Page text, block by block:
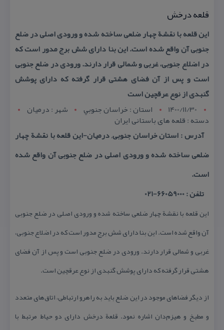
قلعه درخش
این قلعه با نقشة چهار ضلعی ساخته شده و ورودی اصلی در ضلع
جنوبی آن واقع شده است. این بنا دارای شش برج مدور است كه
در اضلاع جنوبی، غربی و شمالی قرار دارند. ورودی در ضلع جنوبی
است و پس از آن فضای هشتی قرار گرفته كه دارای پوشش
گنبدی از نوع عرقچین است
1400/11/30
استان : خراسان جنوبي شهر : درمیان
دسته : قلعه های باستانی ایران
آدرس : استان خراسان جنوبی, درمیان-این قلعه با نقشة چهار
ضلعی ساخته شده و ورودی اصلی در ضلع جنوبی آن واقع شده
است.
تلفن : 66059000-021
این قلعه با نقشة چهار ضلعی ساخته شده و ورودی اصلی در ضلع جنوبی
آن واقع شده است. این بنا دارای شش برج مدور است كه در اضلاع جنوبی،
غربی و شمالی قرار دارند. ورودی در ضلع جنوبی است و پس از آن فضای
هشتی قرار گرفته كه دارای پوشش گنبدی از نوع عرقچین است.
از دیگر فضاهای موجود در این ضلع باید به راهرو ارتباطی، اتاق‌های متعدد
و مطبخ و هیزم‌دان اشاره نمود. قلعة درخش دارای دو حیاط مرتبط با